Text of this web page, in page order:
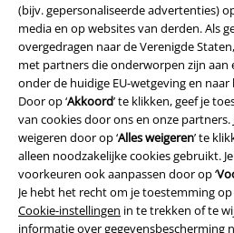
(bijv. gepersonaliseerde advertenties)
media en op websites van derden. Als
overgedragen naar de Verenigde
met partners die onderworpen zijn aan
onder de huidige EU-wetgeving en
Door op ‘Akkoord’ te klikken, geef je
van cookies door ons en onze
weigeren door op ‘Alles weigeren’ te
alleen noodzakelijke cookies gebruikt.
voorkeuren ook aanpassen door op ‘
Je hebt het recht om je toestemming
Cookie-instellingen in te trekken of te
informatie over gegevensbescherming
Legal
Algemene Voorwaarden
Bedrijfsgegevens
Privacyverklaring
Verklaring van conformiteit